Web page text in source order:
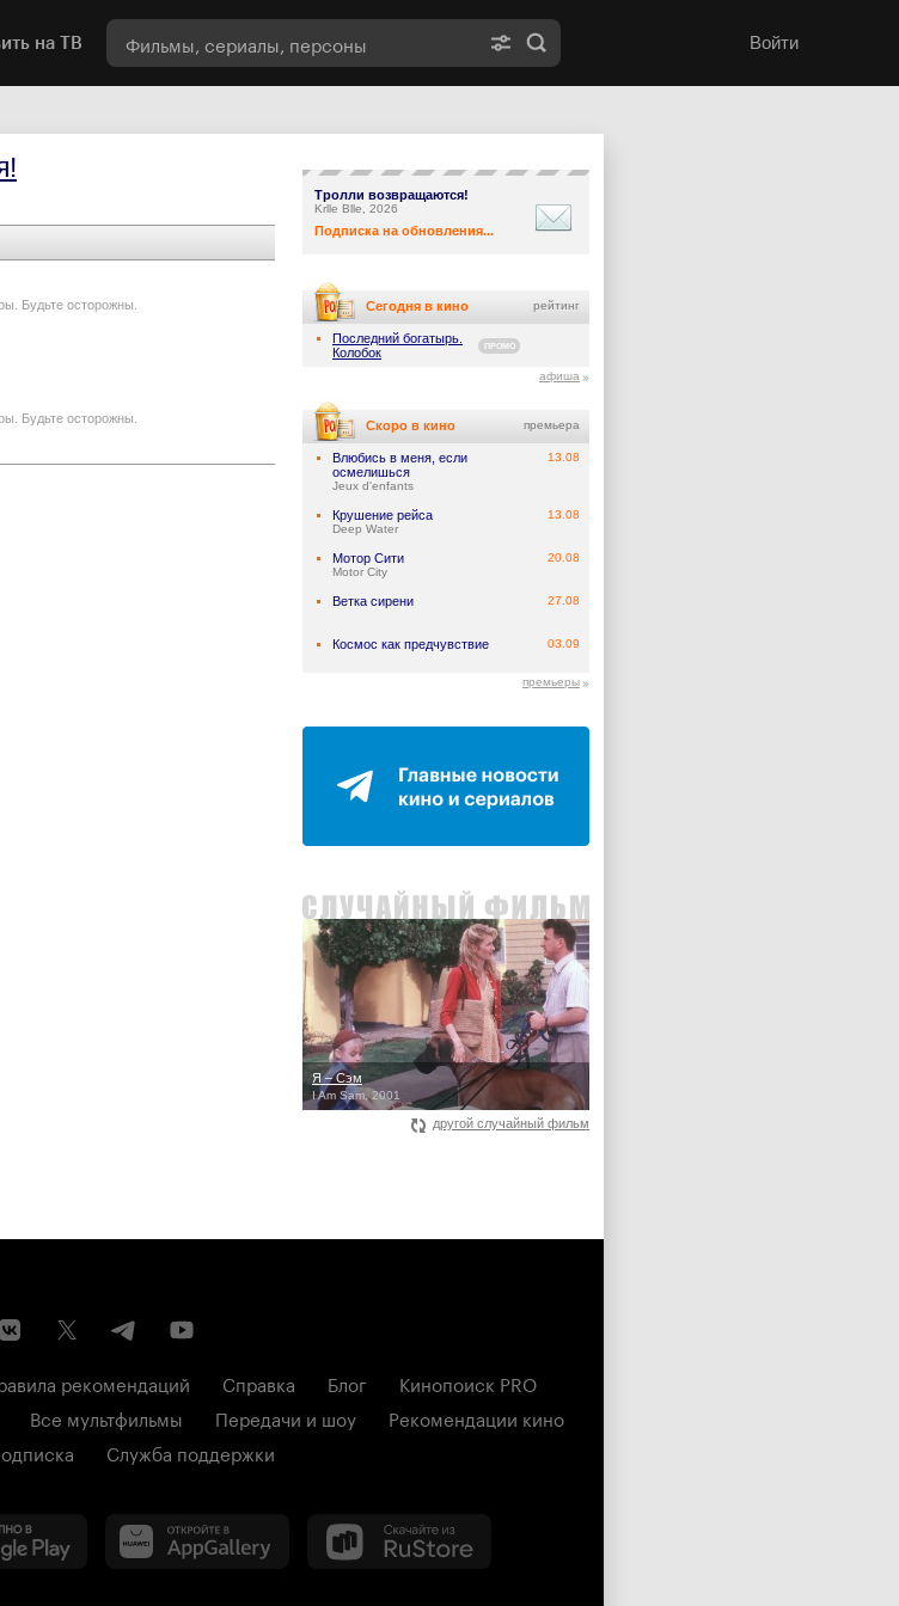
на ТВ Войти
Будьте осторожны.
Будьте осторожны.
Тролли возвращаются!
Krlle Blle, 2026
Подписка на обновления...
Сегодня в кино рейтинг
Последний богатырь.
Колобок
ПРОМО
афиша
Скоро в кино премьера
Влюбись в меня, если
осмелишься
Jeux d'enfants
13.08
Крушение рейса
Deep Water
13.08
Мотор Сити
Motor City
20.08
Ветка сирени 27.08
Космос как предчувствие 03.09
премьеры
Я – Сэм
I Am Sam, 2001
другой случайный фильм
рекомендаций Справка Блог
Кинопоиск PRO
Все мультфильмы Передачи и шоу
Рекомендации кино
Служба поддержки